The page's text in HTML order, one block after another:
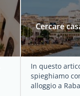
Cercare
In questo
spieghiamo
alloggio a